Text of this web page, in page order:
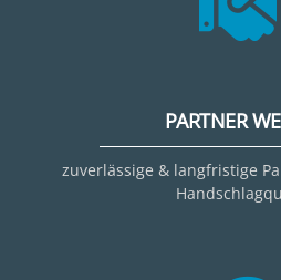
PARTNER
zuverlässige & langfristige